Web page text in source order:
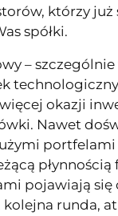
którzy już
spółki.
–
okazji
Nawet
płynnością
pojawiają się
kolejna runda,